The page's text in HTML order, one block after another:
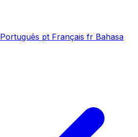
Português pt Français fr Bahasa